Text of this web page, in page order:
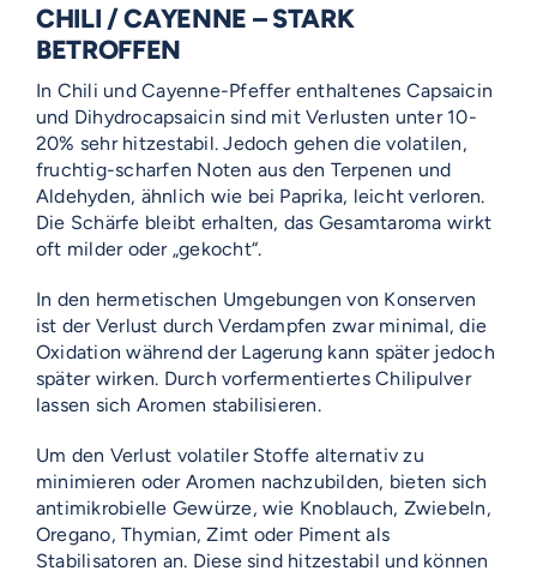
CHILI / CAYENNE – STARK
BETROFFEN
In Chili und Cayenne-Pfeffer enthaltenes Capsaicin
und Dihydrocapsaicin sind mit Verlusten unter 10-
20% sehr hitzestabil. Jedoch gehen die volatilen,
fruchtig-scharfen Noten aus den Terpenen und
Aldehyden, ähnlich wie bei Paprika, leicht verloren.
Die Schärfe bleibt erhalten, das Gesamtaroma wirkt
oft milder oder „gekocht“.
In den hermetischen Umgebungen von Konserven
ist der Verlust durch Verdampfen zwar minimal, die
Oxidation während der Lagerung kann später jedoch
später wirken. Durch vorfermentiertes Chilipulver
lassen sich Aromen stabilisieren.
Um den Verlust volatiler Stoffe alternativ zu
minimieren oder Aromen nachzubilden, bieten sich
antimikrobielle Gewürze, wie Knoblauch, Zwiebeln,
Oregano, Thymian, Zimt oder Piment als
Stabilisatoren an. Diese sind hitzestabil und können